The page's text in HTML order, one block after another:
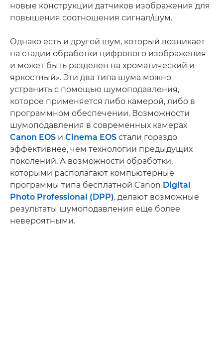
новые конструкции датчиков изображения для
повышения соотношения сигнал/шум.
Однако есть и другой шум, который возникает
на стадии обработки цифрового изображения
и может быть разделен на хроматический и
яркостный». Эти два типа шума можно
устранить с помощью шумоподавления,
которое применяется либо камерой, либо в
программном обеспечении. Возможности
шумоподавления в современных камерах
Canon EOS и Cinema EOS стали гораздо
эффективнее, чем технологии предыдущих
поколений. А возможности обработки,
которыми располагают компьютерные
программы типа бесплатной Canon Digital
Photo Professional (DPP), делают возможные
результаты шумоподавления еще более
невероятными.